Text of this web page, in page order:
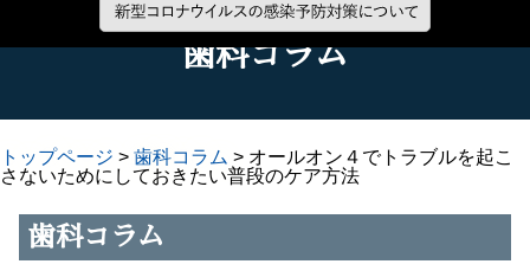
歯科コラム
トップページ > 歯科コラム > オールオン４でトラブルを起こ
さないためにしておきたい普段のケア方法
歯科コラム